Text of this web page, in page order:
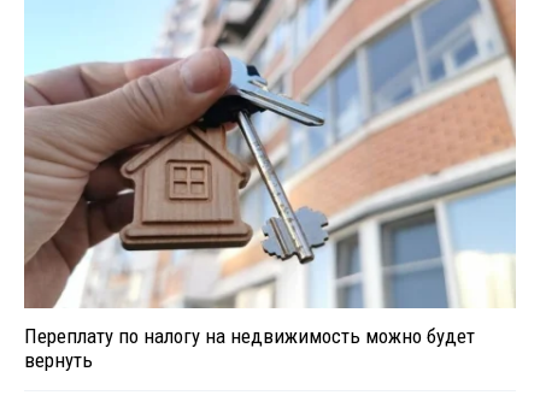
Переплату по налогу на недвижимость можно будет
вернуть